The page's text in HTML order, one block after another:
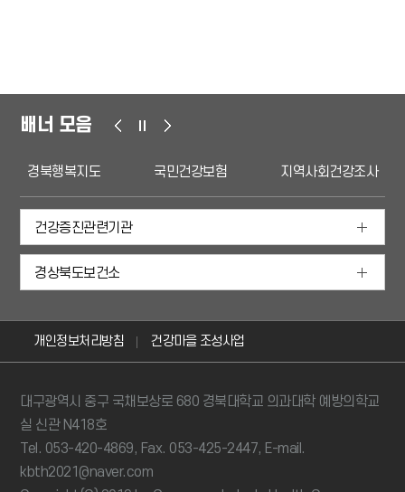
배너 모음
경북행복지도 국민건강보험 지역사회건강조사
건강증진관련기관
경상북도보건소
개인정보처리방침 건강마을 조성사업
대구광역시 중구 국채보상로 680 경북대학교 의과대학 예방의학교
실 신관 N418호
Tel. 053-420-4869, Fax. 053-425-2447, E-mail.
kbth2021@naver.com